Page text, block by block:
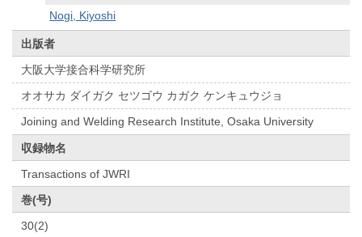
Nogi, Kiyoshi
出版者
大阪大学接合科学研究所
オオサカ ダイガク セツゴウ カガク ケンキュウジョ
Joining and Welding Research Institute, Osaka University
収録物名
Transactions of JWRI
巻(号)
30(2)